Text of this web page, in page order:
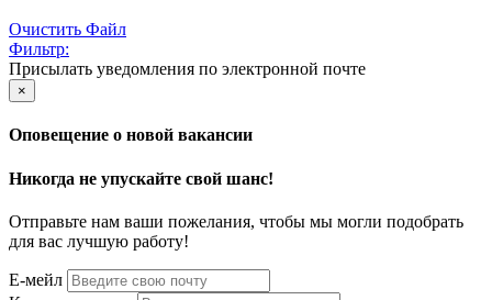
Очистить Файл
Фильтр:
Присылать уведомления по электронной почте
×
Оповещение о новой вакансии
Никогда не упускайте свой шанс!
Отправьте нам ваши пожелания, чтобы мы могли подобрать
для вас лучшую работу!
Е-мейл